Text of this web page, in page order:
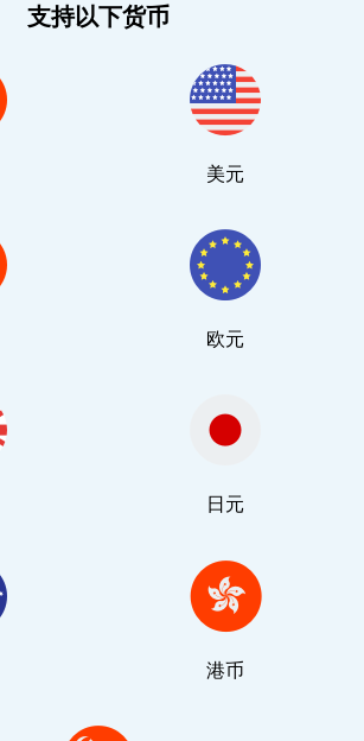
支持以下货币
美元
欧元
日元
港币